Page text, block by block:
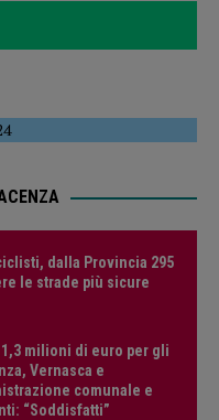
dalla Provincia 295
le strade più sicure
milioni di euro per gli
Vernasca e
comunale e
“Soddisfatti”